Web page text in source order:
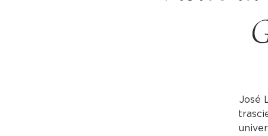
José